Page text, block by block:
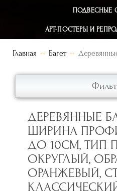
ПОДВЕСНЫЕ
АРТ-ПОСТЕРЫ И
Главная Багет
ДЕРЕВЯННЫЕ
ШИРИНА
ДО 10СМ, ТИП
ОКРУГЛЫЙ,
ОРАНЖЕВЫЙ,